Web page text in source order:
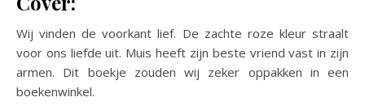
Wij vinden de voorkant lief. De zachte roze kleur straalt
voor ons liefde uit. Muis heeft zijn beste vriend vast in zijn
armen. Dit boekje zouden wij zeker oppakken in een
boekenwinkel.